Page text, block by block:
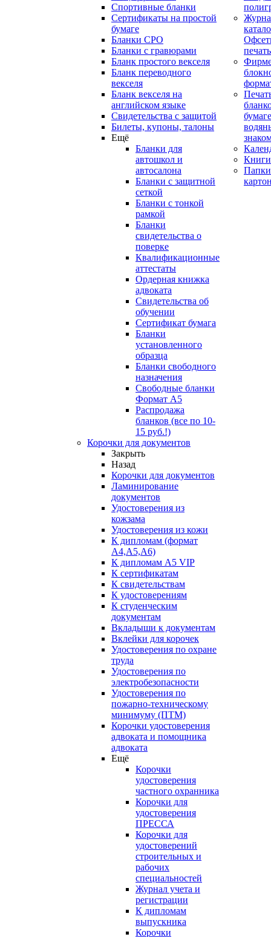
Спортивные бланки
Cертификаты на простой
бумаге
Бланки СРО
Бланки с гравюрами
Бланк простого векселя
Бланк переводного
векселя
Бланк векселя на
английском языке
Свидетельства с защитой
Билеты, купоны, талоны
Ещё
Бланки для
автошкол и
автосалона
Бланки с защитной
сеткой
Бланки с тонкой
рамкой
Бланки
свидетельства о
поверке
Квалификационные
аттестаты
Ордерная книжка
адвоката
Свидетельства об
обучении
Сертификат бумага
Бланки
установленного
образца
Бланки свободного
назначения
Свободные бланки
Формат А5
Распродажа
бланков (все по 10-
15 руб.!)
Корочки для документов
Закрыть
Назад
Корочки для документов
Ламинирование
документов
Удостоверения из
кожзама
Удостоверения из кожи
К дипломам (формат
А4,А5,А6)
К дипломам А5 VIP
К сертификатам
К свидетельствам
К удостоверениям
К студенческим
документам
Вкладыши к документам
Вклейки для корочек
Удостоверения по охране
труда
Удостоверения по
электробезопасности
Удостоверения по
пожарно-техническому
минимуму (ПТМ)
Корочки удостоверения
адвоката и помощника
адвоката
Ещё
Корочки
удостоверения
частного охранника
Корочки для
удостоверения
ПРЕССА
Корочки для
удостоверений
строительных и
рабочих
специальностей
Журнал учета и
регистрации
К дипломам
выпускника
Корочки
печать
Книги
Папки